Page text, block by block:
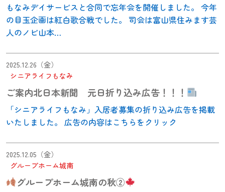
もなみデイサービスと合同で忘年会を開催しました。 今年
の目玉企画は紅白歌合戦でした。 司会は富山県住みます芸
人のノビ山本…
2025.12.26（金）
シニアライフもなみ
ご案内北日本新聞 元日折り込み広告！！！
「シニアライフもなみ」入居者募集の折り込み広告を掲載
いたしました。 広告の内容はこちらをクリック
2025.12.05（金）
グループホーム城南
グループホーム城南の秋②